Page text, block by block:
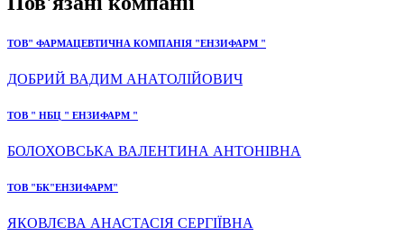
ТОВ" ФАРМАЦЕВТИЧНА КОМПАНІЯ "ЕНЗИФАРМ "
ДОБРИЙ ВАДИМ АНАТОЛІЙОВИЧ
ТОВ " НБЦ " ЕНЗИФАРМ "
БОЛОХОВСЬКА ВАЛЕНТИНА АНТОНІВНА
ТОВ "БК"ЕНЗИФАРМ"
ЯКОВЛЄВА АНАСТАСІЯ СЕРГІЇВНА